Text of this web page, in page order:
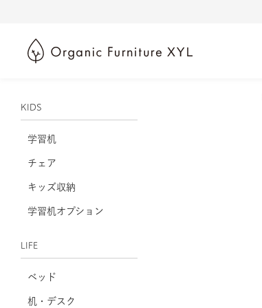
KIDS
学習机
チェア
キッズ収納
学習机オプション
LIFE
ベッド
机・デスク